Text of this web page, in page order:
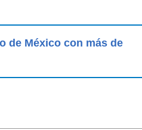
de México con más de